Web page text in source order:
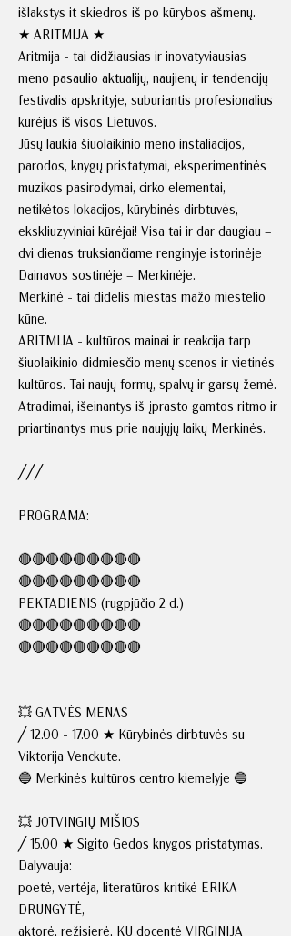
išlakstys it skiedros iš po kūrybos ašmenų.
★ ARITMIJA ★
Aritmija - tai didžiausias ir inovatyviausias
meno pasaulio aktualijų, naujienų ir tendencijų
festivalis apskrityje, suburiantis profesionalius
kūrėjus iš visos Lietuvos.
Jūsų laukia šiuolaikinio meno instaliacijos,
parodos, knygų pristatymai, eksperimentinės
muzikos pasirodymai, cirko elementai,
netikėtos lokacijos, kūrybinės dirbtuvės,
ekskliuzyviniai kūrėjai! Visa tai ir dar daugiau –
dvi dienas truksiančiame renginyje istorinėje
Dainavos sostinėje – Merkinėje.
Merkinė - tai didelis miestas mažo miestelio
kūne.
ARITMIJA - kultūros mainai ir reakcija tarp
šiuolaikinio didmiesčio menų scenos ir vietinės
kultūros. Tai naujų formų, spalvų ir garsų žemė.
Atradimai, išeinantys iš įprasto gamtos ritmo ir
priartinantys mus prie naujųjų laikų Merkinės.
╱╱╱
PROGRAMA:
🔴🔴🔴🔴🔴🔴🔴🔴🔴
🔴🔴🔴🔴🔴🔴🔴🔴🔴
PEKTADIENIS (rugpjūčio 2 d.)
🔴🔴🔴🔴🔴🔴🔴🔴🔴
🔴🔴🔴🔴🔴🔴🔴🔴🔴
💥 GATVĖS MENAS
╱ 12.00 - 17.00 ★ Kūrybinės dirbtuvės su
Viktorija Venckute.
🔵 Merkinės kultūros centro kiemelyje 🔵
💥 JOTVINGIŲ MIŠIOS
╱ 15.00 ★ Sigito Gedos knygos pristatymas.
Dalyvauja:
poetė, vertėja, literatūros kritikė ERIKA
DRUNGYTĖ,
aktorė, režisierė, KU docentė VIRGINIJA